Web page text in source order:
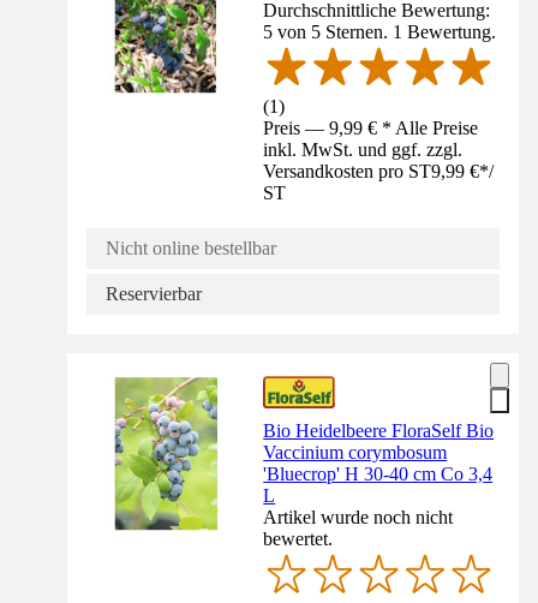
Durchschnittliche Bewertung:
5 von 5 Sternen. 1 Bewertung.
(1)
Preis — 9,99 € * Alle Preise
inkl. MwSt. und ggf. zzgl.
Versandkosten pro ST9,99 €*/
ST
Nicht online bestellbar
Reservierbar
Bio Heidelbeere FloraSelf Bio
Vaccinium corymbosum
'Bluecrop' H 30-40 cm Co 3,4
L
Artikel wurde noch nicht
bewertet.